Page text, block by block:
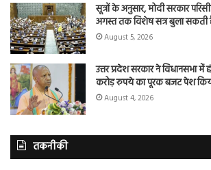
सूत्रों के अनुसार, मोदी सरकार
अगस्त तक विशेष सत्र बुला सकती
August 5, 2026
उत्तर प्रदेश सरकार ने विधानसभा
करोड़ रुपये का पूरक बजट पेश
August 4, 2026
तकनीकी